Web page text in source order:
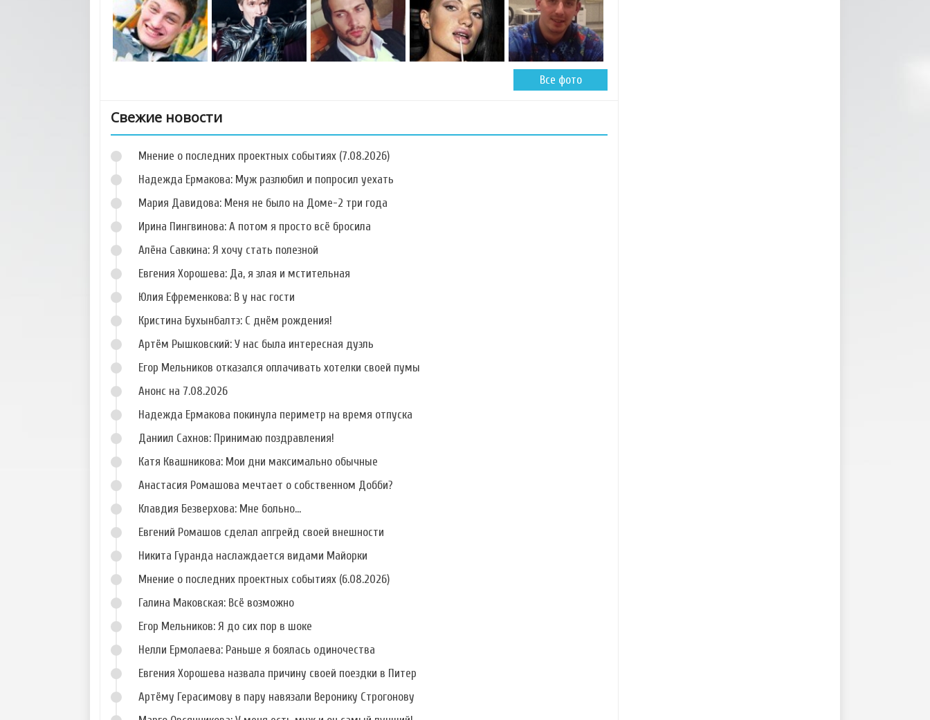
Фото Егора Рыбина Фото Артура Боева
Фото Наталии
Фото Александра
Задойнова
Фото Георгия
Малиновского
Фото Артура
Рипенко
Все фото
Свежие новости
Мнение о последних проектных событиях (7.08.2026)
Надежда Ермакова: Муж разлюбил и попросил уехать
Мария Давидова: Меня не было на Доме-2 три года
Ирина Пингвинова: А потом я просто всё бросила
Алёна Савкина: Я хочу стать полезной
Евгения Хорошева: Да, я злая и мстительная
Юлия Ефременкова: В у нас гости
Кристина Бухынбалтэ: С днём рождения!
Артём Рышковский: У нас была интересная дуэль
Егор Мельников отказался оплачивать хотелки своей пумы
Анонс на 7.08.2026
Надежда Ермакова покинула периметр на время отпуска
Даниил Сахнов: Принимаю поздравления!
Катя Квашникова: Мои дни максимально обычные
Анастасия Ромашова мечтает о собственном Добби?
Клавдия Безверхова: Мне больно...
Евгений Ромашов сделал апгрейд своей внешности
Никита Гуранда наслаждается видами Майорки
Мнение о последних проектных событиях (6.08.2026)
Галина Маковская: Всё возможно
Егор Мельников: Я до сих пор в шоке
Нелли Ермолаева: Раньше я боялась одиночества
Евгения Хорошева назвала причину своей поездки в Питер
Артёму Герасимову в пару навязали Веронику Строгонову